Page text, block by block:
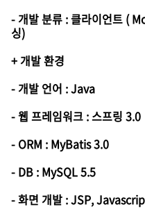
- 개발 분류 : 클라이언트 (
싱)
+ 개발 환경
- 개발 언어 : Java
- 웹 프레임워크 : 스프링 3.0
- ORM : MyBatis 3.0
- DB : MySQL 5.5
- 화면 개발 : JSP,